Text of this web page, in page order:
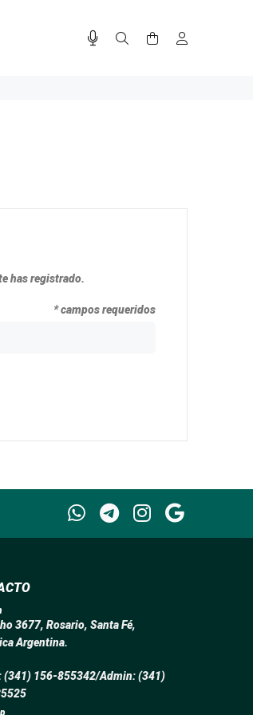
has registrado.
* campos requeridos
3677, Rosario, Santa Fé,
Argentina.
(341) 156-855342/Admin: (341)